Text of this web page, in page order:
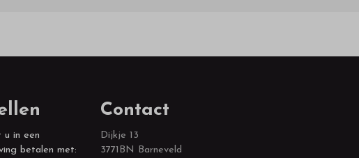
u in een
betalen met:
Contact
Dijkje 13
3771BN Barneveld